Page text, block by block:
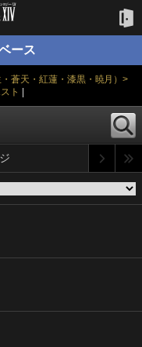
ース
蒼天・紅蓮・漆黒・暁月）>
ト